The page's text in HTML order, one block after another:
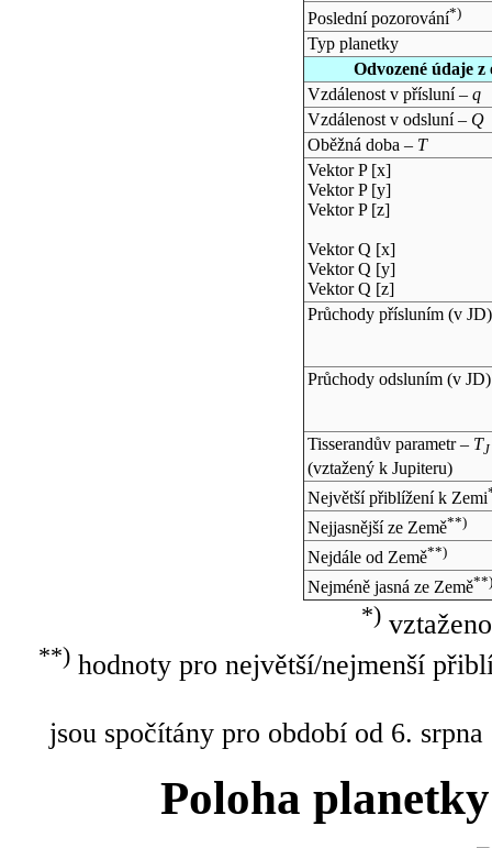
Poslední pozorování*)
Typ planetky
Odvozené údaje
Vzdálenost v přísluní – q
Vzdálenost v odsluní – Q
Oběžná doba – T
Vektor P [x]
Vektor P [y]
Vektor P [z]
Vektor Q [x]
Vektor Q [y]
Vektor Q [z]
Průchody přísluním (v JD)
Průchody odsluním (v JD)
Tisserandův parametr – TJ
(vztažený k Jupiteru)
Největší přiblížení k Zemi
Nejjasnější ze Země**)
Nejdále od Země**)
Nejméně jasná ze Země**)
*)
**)hodnoty pro největší/nejmenší
jsou spočítány pro období od 6.
Poloha